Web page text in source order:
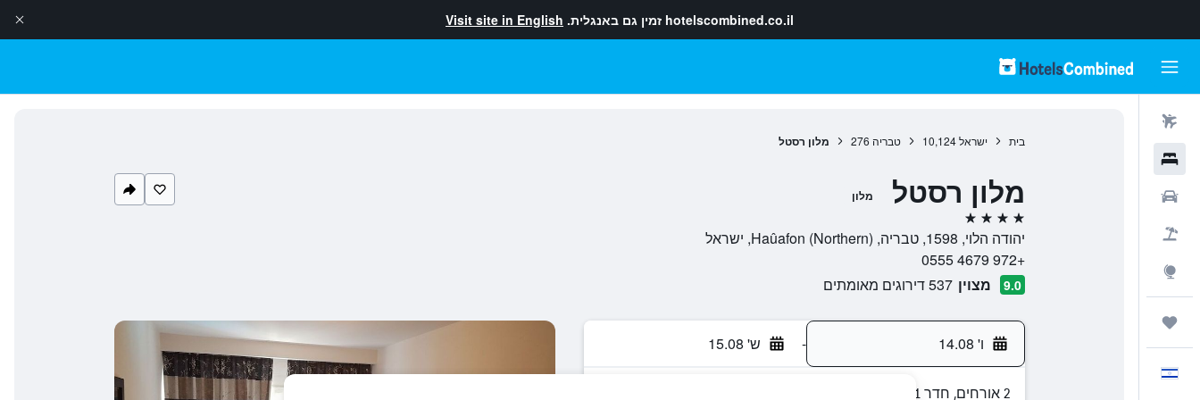
hotelscombined.co.il זמין גם באנגלית. Visit site in English
בית ישראל 10,124 טבריה 276 מלון רסטל
מלון רסטל מלון
4 כוכבים
יהודה הלוי, 1598, טבריה, Haûafon (Northern), ישראל
+972 4679 0555
9.0 מצוין 537 דירוגים מאומתים
ו' 14.08 - ש' 15.08
2 אורחים, חדר 1